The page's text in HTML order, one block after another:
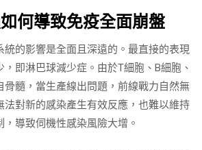
何導致免疫全面崩盤
統的影響是全面且深遠的。最直接的表現
即淋巴球減少症。由於T細胞、B細胞、
骨髓，當生產線出問題，前線戰力自然無
法對新的感染產生有效反應，也難以維持
導致伺機性感染風險大增。